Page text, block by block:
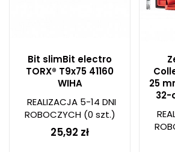
Bit slimBit electro
TORX® T9x75 41160
WIHA
REALIZACJA 5-14 DNI
ROBOCZYCH(0 szt.)
25,92 zł
25
32-